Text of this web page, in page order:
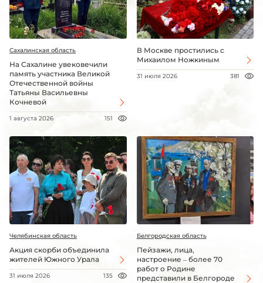
Сахалинская область
На Сахалине увековечили
память участника Великой
Отечественной войны
Татьяны Васильевны
Кочневой
1 августа 2026 151
В Москве простились с
Михаилом Ножкиным
31 июля 2026 381
Челябинская область
Акция скорби объединила
жителей Южного Урала
31 июля 2026 135
Белгородская область
Пейзажи, лица,
настроение – более 70
работ о Родине
представили в Белгороде